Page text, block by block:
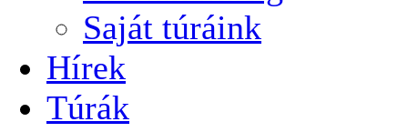
Saját túráink
Hírek
Túrák